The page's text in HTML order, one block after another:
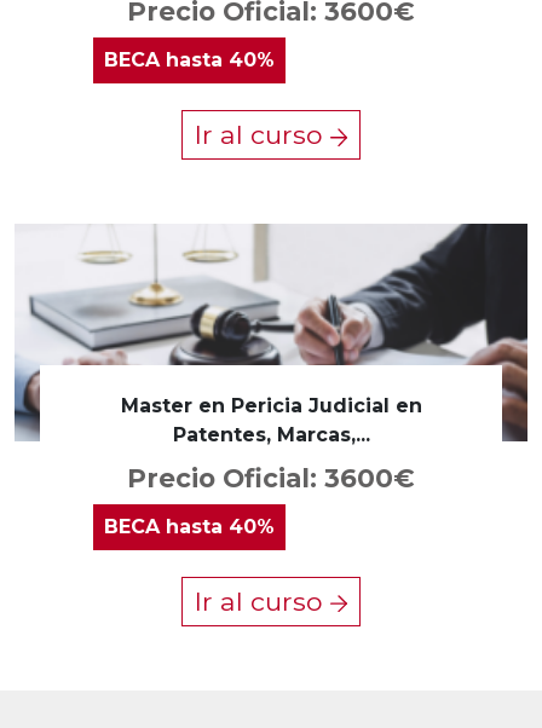
Precio Oficial: 3600€
BECAhasta 40%
Ir al curso
Master en Pericia Judicial en
Patentes, Marcas,...
Precio Oficial: 3600€
BECA hasta 40%
Ir al curso